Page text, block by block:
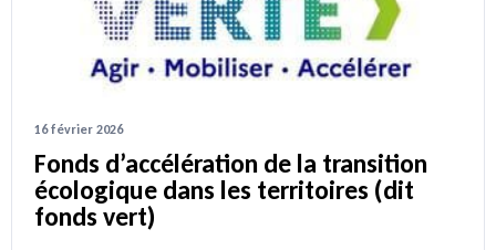
16 février 2026
Fonds d’accélération de la transition
écologique dans les territoires (dit
fonds vert)